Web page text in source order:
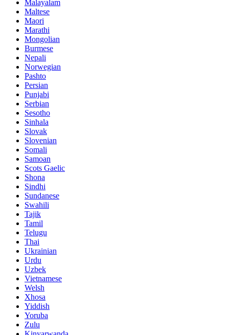
Malayalam
Maltese
Maori
Marathi
Mongolian
Burmese
Nepali
Norwegian
Pashto
Persian
Punjabi
Serbian
Sesotho
Sinhala
Slovak
Slovenian
Somali
Samoan
Scots Gaelic
Shona
Sindhi
Sundanese
Swahili
Tajik
Tamil
Telugu
Thai
Ukrainian
Urdu
Uzbek
Vietnamese
Welsh
Xhosa
Yiddish
Yoruba
Zulu